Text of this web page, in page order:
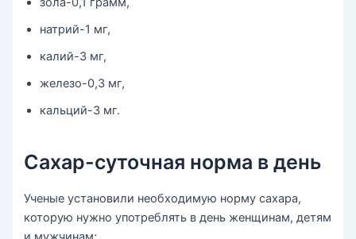
натрий-1 мг,
калий-3 мг,
железо-0,3 мг,
кальций-3 мг.
Сахар-суточная норма в день
Ученые установили необходимую норму сахара,
которую нужно употреблять в день женщинам, детям